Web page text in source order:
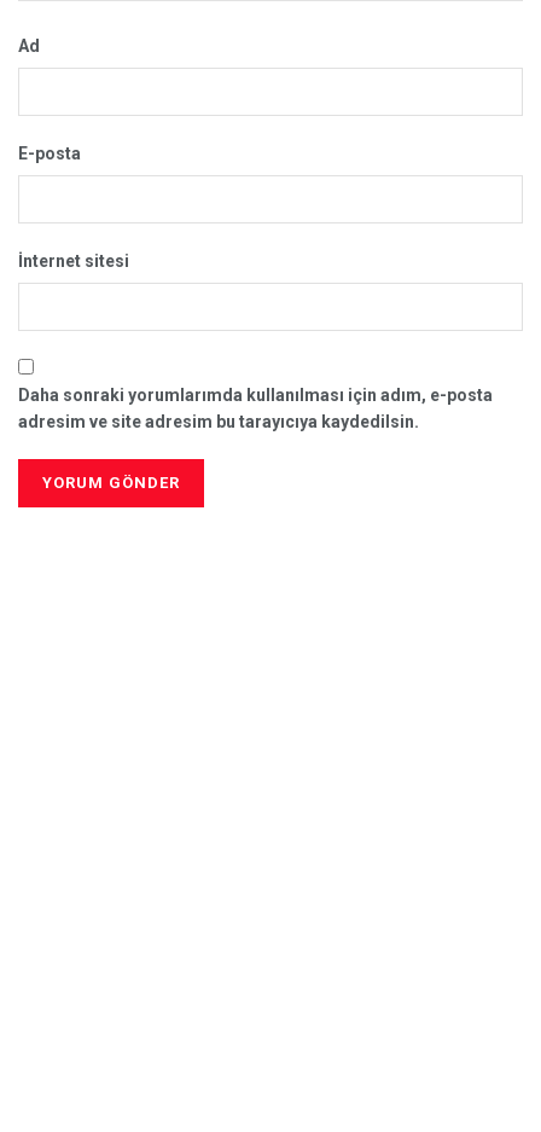
Ad
E-posta
İnternet sitesi
Daha sonraki yorumlarımda kullanılması için adım, e-posta
adresim ve site adresim bu tarayıcıya kaydedilsin.